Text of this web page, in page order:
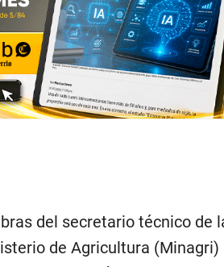
del secretario técnico de
de Agricultura